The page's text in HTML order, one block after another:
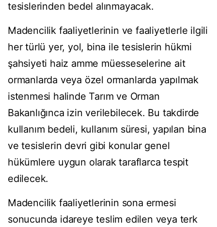
tesislerinden bedel alınmayacak.
Madencilik faaliyetlerinin ve faaliyetlerle ilgili
her türlü yer, yol, bina ile tesislerin hükmi
şahsiyeti haiz amme müesseselerine ait
ormanlarda veya özel ormanlarda yapılmak
istenmesi halinde Tarım ve Orman
Bakanlığınca izin verilebilecek. Bu takdirde
kullanım bedeli, kullanım süresi, yapılan bina
ve tesislerin devri gibi konular genel
hükümlere uygun olarak taraflarca tespit
edilecek.
Madencilik faaliyetlerinin sona ermesi
sonucunda idareye teslim edilen veya terk